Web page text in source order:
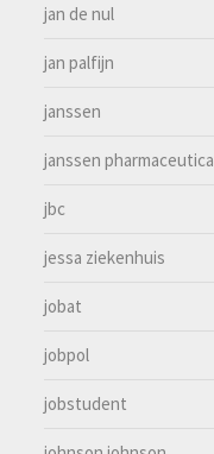
jan de nul
jan palfijn
janssen
janssen pharmaceutica
jbc
jessa ziekenhuis
jobat
jobpol
jobstudent